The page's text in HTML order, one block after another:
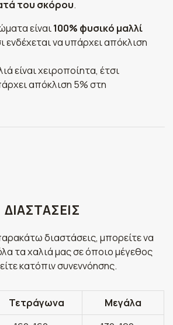
του σκόρου.
είναι100% φυσικό μαλλί
ενδέχεται να υπάρχει απόκλιση
είναι χειροποίητα, έτσι
απόκλιση 5% στη
ΔΙΑΣΤΑΣΕΙΣ
διαστάσεις, μπορείτε να
τα χαλιά μας σε όποιο μέγεθος
κατόπιν συνεννόησης.
Τετράγωνα
Μεγάλα